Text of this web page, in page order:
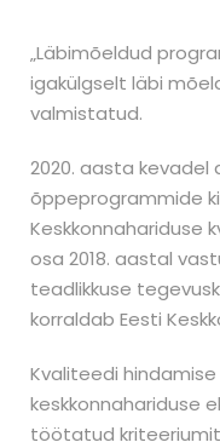
„Läbimõeldud
igakülgselt läbi
valmistatud.
2020. aasta kevadel
õppeprogrammide
Keskkonnahariduse
osa 2018. aastal
teadlikkuse
korraldab Eesti
Kvaliteedi hindamise
keskkonnahariduse
töötatud